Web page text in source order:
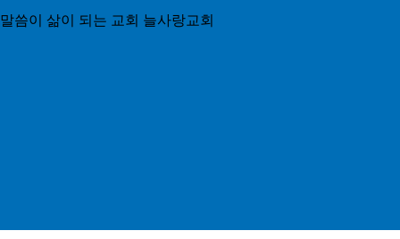
말씀이 삶이 되는 교회 늘사랑교회